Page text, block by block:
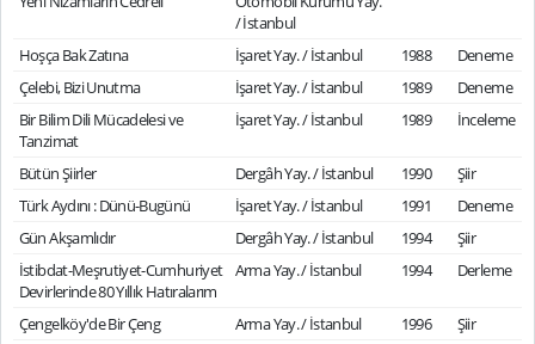
/ İstanbul
Hoşça Bak Zatına İşaret Yay. / İstanbul 1988
Deneme
Çelebi, Bizi Unutma
İşaret Yay. / İstanbul 1989
Deneme
Bir Bilim Dili Mücadelesi ve
Tanzimat
İşaret Yay. / İstanbul 1989 İnceleme
Bütün Şiirler Dergâh Yay. / İstanbul 1990
Şiir
Türk Aydını : Dünü-Bugünü
İşaret Yay. / İstanbul 1991
Deneme
Gün Akşamlıdır
Dergâh Yay. / İstanbul 1994
Şiir
İstibdat-Meşrutiyet-Cumhuriyet
Devirlerinde 80 Yıllık Hatıralarım
Arma Yay. / İstanbul 1994 Derleme
Çengelköy'de Bir Çeng Arma Yay. / İstanbul 1996
Şiir